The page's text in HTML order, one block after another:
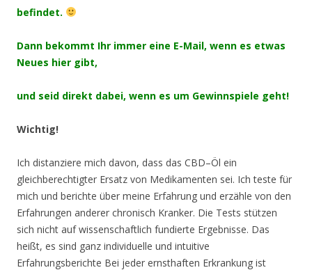
befindet.
Dann bekommt Ihr immer eine E-Mail, wenn es etwas
Neues hier gibt,
und seid direkt dabei, wenn es um Gewinnspiele geht!
Wichtig!
Ich distanziere mich davon, dass das CBD–Öl ein
gleichberechtigter Ersatz von Medikamenten sei. Ich teste für
mich und berichte über meine Erfahrung und erzähle von den
Erfahrungen anderer chronisch Kranker. Die Tests stützen
sich nicht auf wissenschaftlich fundierte Ergebnisse. Das
heißt, es sind ganz individuelle und intuitive
Erfahrungsberichte Bei jeder ernsthaften Erkrankung ist